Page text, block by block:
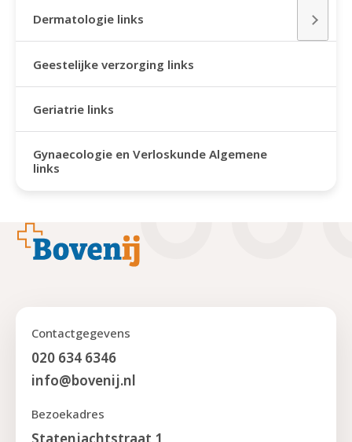
Dermatologie links
Geestelijke verzorging links
Geriatrie links
Gynaecologie en Verloskunde Algemene
links
Footer
Contactgegevens
020 634 6346
info@bovenij.nl
Bezoekadres
Statenjachtstraat 1